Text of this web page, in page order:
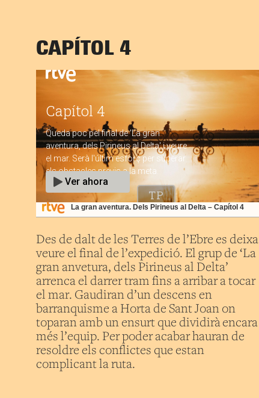
CAPÍTOL 4
La gran aventura. Dels Pirineus al Delta – Capítol 4
Des de dalt de les Terres de l’Ebre es deixa
veure el final de l’expedició. El grup de ‘La
gran anvetura, dels Pirineus al Delta’
arrenca el darrer tram fins a arribar a tocar
el mar. Gaudiran d’un descens en
barranquisme a Horta de Sant Joan on
toparan amb un ensurt que dividirà encara
més l’equip. Per poder acabar hauran de
resoldre els conflictes que estan
complicant la ruta.